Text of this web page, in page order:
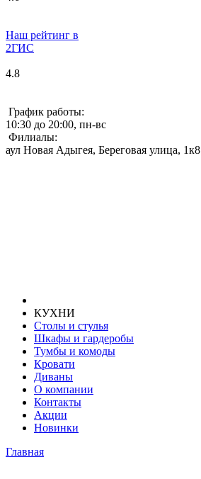
Наш рейтинг в
2ГИС
4.8
График работы:
10:30 до 20:00, пн-вс
Филиалы:
аул Новая Адыгея, Береговая улица, 1к8
КУХНИ
Столы и стулья
Шкафы и гардеробы
Тумбы и комоды
Кровати
Диваны
О компании
Контакты
Акции
Новинки
Главная